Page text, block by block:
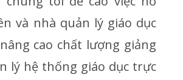
và nhà quản lý giáo dục
cao chất lượng giảng
lý hệ thống giáo dục trực